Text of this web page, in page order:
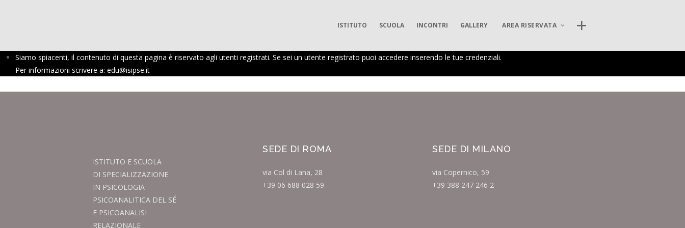
CERCA NEL SITO
INCONTRI
ISTITUTO SCUOLA INCONTRI GALLERY AREA RISERVATA
Siamo spiacenti, il contenuto di questa pagina è riservato agli utenti registrati. Se sei un utente registrato puoi accedere inserendo le tue credenziali.
Per informazioni scrivere a: edu@isipse.it
ISTITUTO E SCUOLA
DI SPECIALIZZAZIONE
IN PSICOLOGIA
PSICOANALITICA DEL SÉ
E PSICOANALISI
RELAZIONALE
SEDE DI ROMA
via Col di Lana, 28
+39 06 688 028 59
SEDE DI MILANO
via Copernico, 59
+39 388 247 246 2